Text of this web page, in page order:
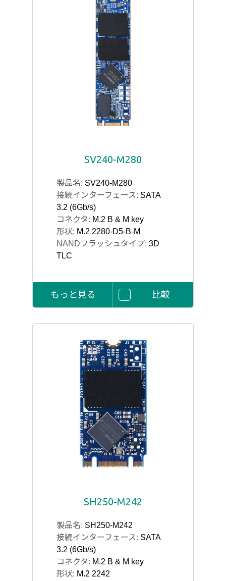
SV240-M280
製品名: SV240-M280
接続インターフェース: SATA
3.2 (6Gb/s)
コネクタ: M.2 B & M key
形状: M.2 2280-D5-B-M
NANDフラッシュタイプ: 3D
TLC
もっと見る 比較
SH250-M242
製品名: SH250-M242
接続インターフェース: SATA
3.2 (6Gb/s)
コネクタ: M.2 B & M key
形状: M.2 2242